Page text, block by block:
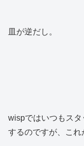
皿が逆だし。
wispではいつもスタ
するのですが、これ